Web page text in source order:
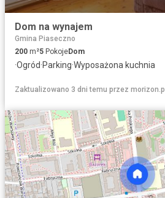
Dom na wynajem
Gmina Piaseczno
200 m²5 PokojeDom
·Ogród·Parking·Wyposażona kuchnia
Zaktualizowano 3 dni temu przez morizon.pl